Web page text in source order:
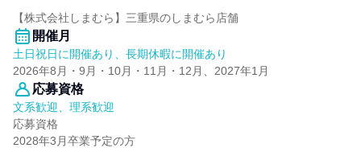
【株式会社しまむら】三重県のしまむら店舗
開催月
土日祝日に開催あり、長期休暇に開催あり
2026年8月・9月・10月・11月・12月、2027年1月
応募資格
文系歓迎、理系歓迎
応募資格
2028年3月卒業予定の方